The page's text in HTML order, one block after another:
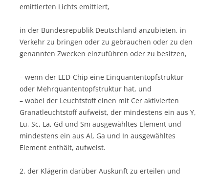
emittierten Lichts emittiert,
in der Bundesrepublik Deutschland anzubieten, in
Verkehr zu bringen oder zu gebrauchen oder zu den
genannten Zwecken einzuführen oder zu besitzen,
– wenn der LED-Chip eine Einquantentopfstruktur
oder Mehrquantentopfstruktur hat, und
– wobei der Leuchtstoff einen mit Cer aktivierten
Granatleuchtstoff aufweist, der mindestens ein aus Y,
Lu, Sc, La, Gd und Sm ausgewähltes Element und
mindestens ein aus Al, Ga und In ausgewähltes
Element enthält, aufweist.
2. der Klägerin darüber Auskunft zu erteilen und